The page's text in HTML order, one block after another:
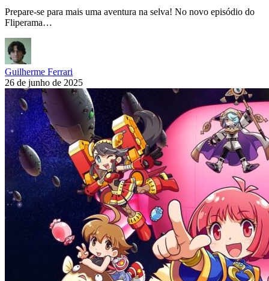
Prepare-se para mais uma aventura na selva! No novo episódio do
Fliperama…
Guilherme Ferrari
26 de junho de 2025